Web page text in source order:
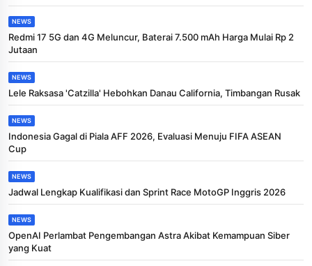
NEWS
Redmi 17 5G dan 4G Meluncur, Baterai 7.500 mAh Harga Mulai Rp 2
Jutaan
NEWS
Lele Raksasa 'Catzilla' Hebohkan Danau California, Timbangan Rusak
NEWS
Indonesia Gagal di Piala AFF 2026, Evaluasi Menuju FIFA ASEAN
Cup
NEWS
Jadwal Lengkap Kualifikasi dan Sprint Race MotoGP Inggris 2026
NEWS
OpenAI Perlambat Pengembangan Astra Akibat Kemampuan Siber
yang Kuat